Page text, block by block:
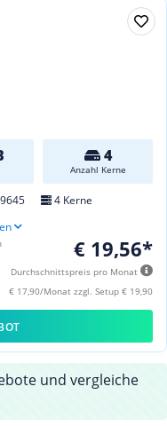
4
Anzahl Kerne
4 Kerne
€ 19,56*
Durchschnittspreis pro Monat
€ 17,90/Monat zzgl. Setup € 19,90
und vergleiche